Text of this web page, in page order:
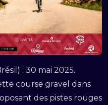
: 30 mai 2025.
course gravel dans
des pistes rouges